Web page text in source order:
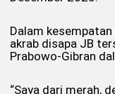
Dalam
akrab disapa JB
Prabowo-Gibran
“Saya dari merah,